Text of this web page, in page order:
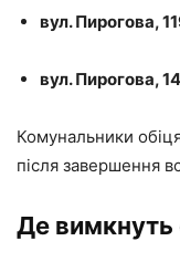
вул. Пирогова,
вул. Пирогова,
Комунальники
після завершення
Де вимкнуть